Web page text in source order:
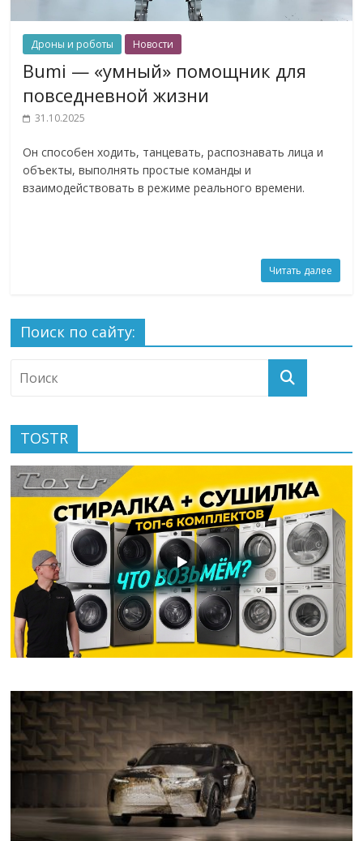
Дроны и роботы Новости
Bumi — «умный» помощник для
повседневной жизни
31.10.2025
Он способен ходить, танцевать, распознавать лица и
объекты, выполнять простые команды и
взаимодействовать в режиме реального времени.
Читать далее
Поиск по сайту:
TOSTR